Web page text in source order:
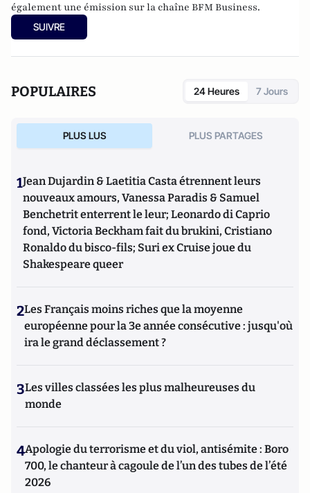
également une émission sur la chaîne BFM Business.
SUIVRE
POPULAIRES 24 Heures 7 Jours
PLUS LUS PLUS PARTAGES
1Jean Dujardin & Laetitia Casta étrennent leurs
nouveaux amours, Vanessa Paradis & Samuel
Benchetrit enterrent le leur; Leonardo di Caprio
fond, Victoria Beckham fait du brukini, Cristiano
Ronaldo du bisco-fils; Suri ex Cruise joue du
Shakespeare queer
2Les Français moins riches que la moyenne
européenne pour la 3e année consécutive : jusqu'où
ira le grand déclassement ?
3Les villes classées les plus malheureuses du
monde
4Apologie du terrorisme et du viol, antisémite : Boro
700, le chanteur à cagoule de l’un des tubes de l’été
2026